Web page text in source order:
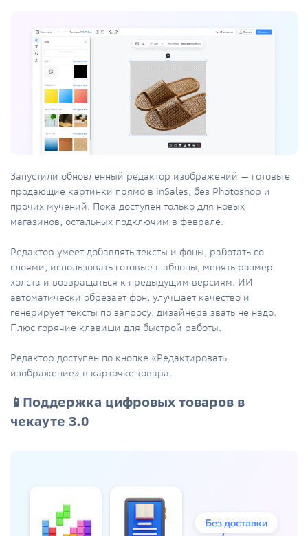
Запустили обновлённый редактор изображений — готовьте
продающие картинки прямо в inSales, без Photoshop и
прочих мучений. Пока доступен только для новых
магазинов, остальных подключим в феврале.
Редактор умеет добавлять тексты и фоны, работать со
слоями, использовать готовые шаблоны, менять размер
холста и возвращаться к предыдущим версиям. ИИ
автоматически обрезает фон, улучшает качество и
генерирует тексты по запросу, дизайнера звать не надо.
Плюс горячие клавиши для быстрой работы.
Редактор доступен по кнопке «Редактировать
изображение» в карточке товара.
📱Поддержка цифровых товаров в
чекауте 3.0